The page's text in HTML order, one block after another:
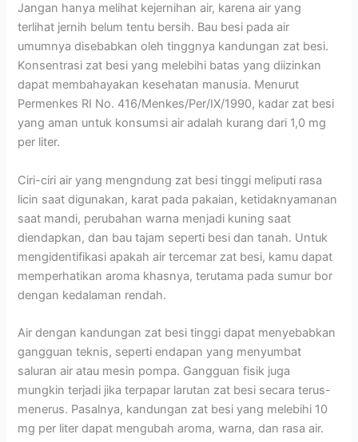
Jangan hanya melihat kejernihan air, karena air yang
terlihat jernih belum tentu bersih. Bau besi pada air
umumnya disebabkan oleh tinggnya kandungan zat besi.
Konsentrasi zat besi yang melebihi batas yang diizinkan
dapat membahayakan kesehatan manusia. Menurut
Permenkes RI No. 416/Menkes/Per/IX/1990, kadar zat besi
yang aman untuk konsumsi air adalah kurang dari 1,0 mg
per liter.
Ciri-ciri air yang mengndung zat besi tinggi meliputi rasa
licin saat digunakan, karat pada pakaian, ketidaknyamanan
saat mandi, perubahan warna menjadi kuning saat
diendapkan, dan bau tajam seperti besi dan tanah. Untuk
mengidentifikasi apakah air tercemar zat besi, kamu dapat
memperhatikan aroma khasnya, terutama pada sumur bor
dengan kedalaman rendah.
Air dengan kandungan zat besi tinggi dapat menyebabkan
gangguan teknis, seperti endapan yang menyumbat
saluran air atau mesin pompa. Gangguan fisik juga
mungkin terjadi jika terpapar larutan zat besi secara terus-
menerus. Pasalnya, kandungan zat besi yang melebihi 10
mg per liter dapat mengubah aroma, warna, dan rasa air.